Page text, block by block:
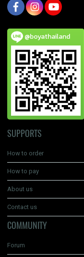
@boyathailand
SUPPORTS
How to order
How to pay
About us
Contact us
COMMUNITY
Forum